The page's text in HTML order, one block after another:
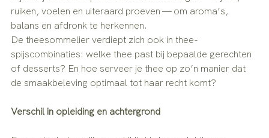
ruiken, voelen en uiteraard proeven — om aroma’s,
balans en afdronk te herkennen.
De theesommelier verdiept zich ook in thee-
spijscombinaties: welke thee past bij bepaalde gerechten
of desserts? En hoe serveer je thee op zo’n manier dat
de smaakbeleving optimaal tot haar recht komt?
Verschil in opleiding en achtergrond